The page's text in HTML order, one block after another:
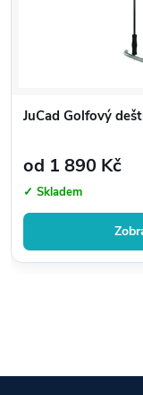
JuCad Golfový
od 1 890 Kč
✓ Skladem